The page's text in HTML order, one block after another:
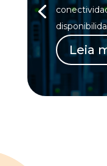
Leia